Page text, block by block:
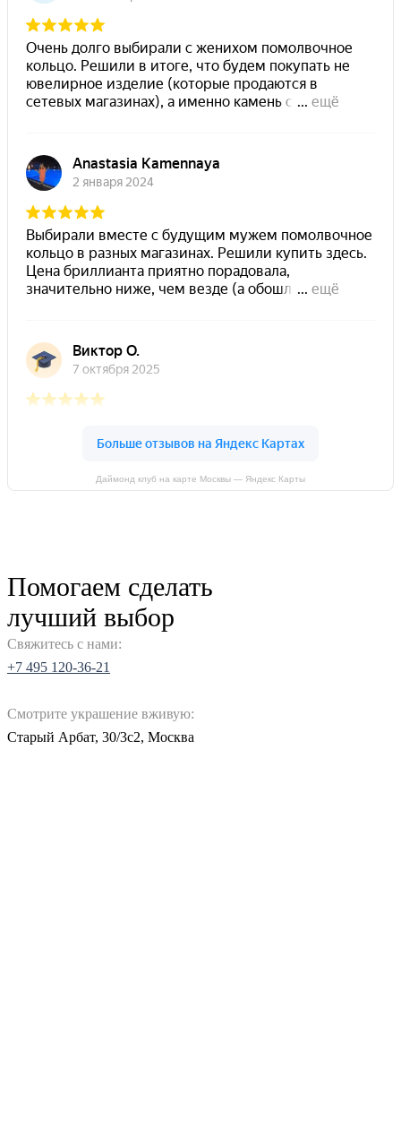
Даймонд клуб на карте Москвы — Яндекс Карты
Помогаем сделать
лучший выбор
Свяжитесь с нами:
+7 495 120-36-21
Смотрите украшение вживую:
Старый Арбат, 30/3с2, Москва